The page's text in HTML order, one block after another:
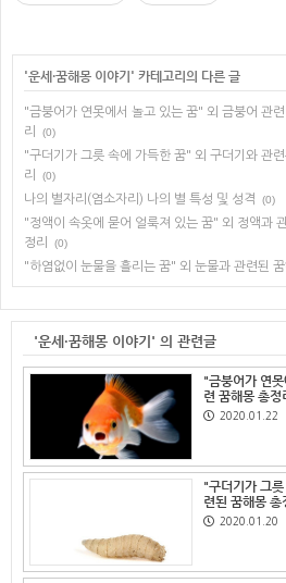
'운세·꿈해몽 이야기 ' 카테고리의 다른 글
"금붕어가 연못에서 놀고 있는 꿈" 외 금붕어 관
리
(0)
"구더기가 그릇 속에 가득한 꿈" 외 구더기와 관
리
(0)
나의 별자리(염소자리) 나의 별 특성 및 성격 (0)
"정액이 속옷에 묻어 얼룩져 있는 꿈" 외 정액과
정리
(0)
"하염없이 눈물을 흘리는 꿈" 외 눈물과 관련된 꿈
'운세·꿈해몽 이야기' 의 관련글
"금붕어가 연
련 꿈해몽 총정
2020.01.22
"구더기가 그
련된 꿈해몽 총
2020.01.20